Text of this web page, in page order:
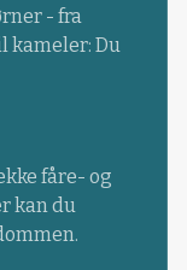
- fra
kameler: Du
fåre- og
kan du